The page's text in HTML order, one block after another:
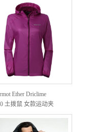
Ether Driclime
土拨鼠 女款运动夹
克（17年款）